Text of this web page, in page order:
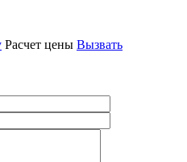
Расчет цены Вызвать